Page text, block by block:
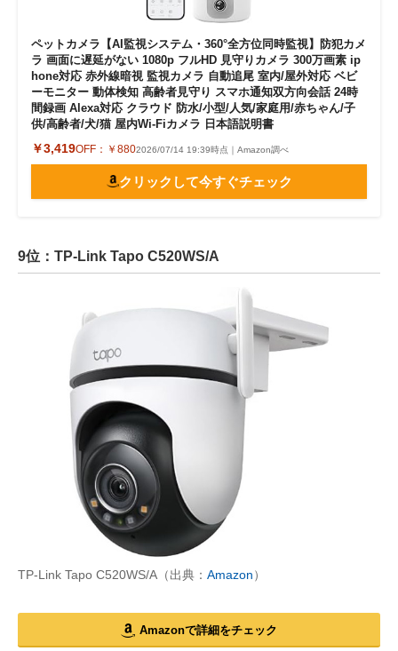
ペットカメラ【AI監視システム・360°全方位同時監視】防犯カメ
ラ 画面に遅延がない 1080p フルHD 見守りカメラ 300万画素 ip
hone対応 赤外線暗視 監視カメラ 自動追尾 室内/屋外対応 ベビ
ーモニター 動体検知 高齢者見守り スマホ通知双方向会話 24時
間録画 Alexa対応 クラウド 防水/小型/人気/家庭用/赤ちゃん/子
供/高齢者/犬/猫 屋内Wi-Fiカメラ 日本語説明書
￥3,419OFF： ￥8802026/07/14 19:39時点｜Amazon調べ
クリックして今すぐチェック
9位：TP-Link Tapo C520WS/A
TP-Link Tapo C520WS/A（出典： Amazon）
Amazonで詳細をチェック